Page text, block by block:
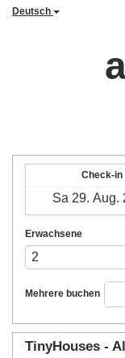
Deutsch
Check-in
Erwachsene
Mehrere buchen
ja
TinyHouses -